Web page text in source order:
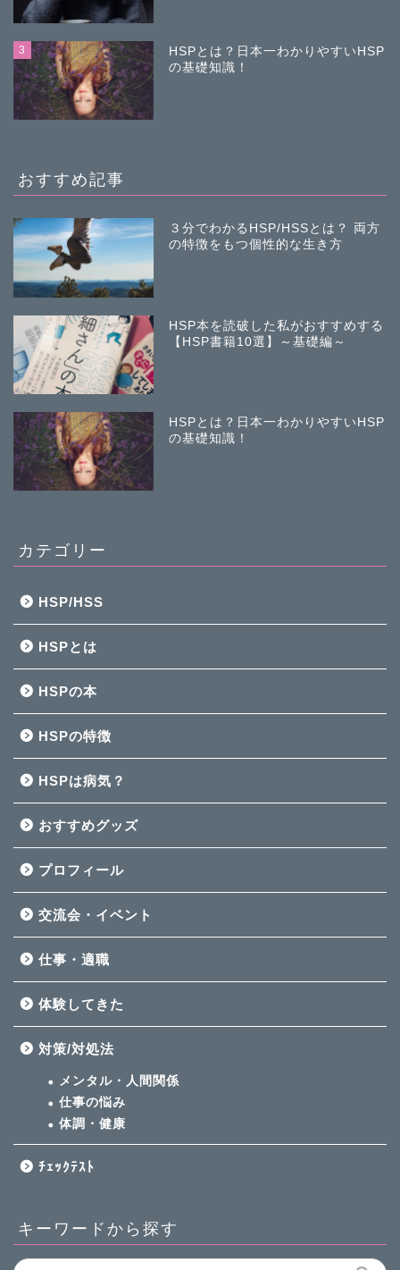
3
HSPとは？日本一わかりやすいHSP
の基礎知識！
おすすめ記事
３分でわかるHSP/HSSとは？ 両方
の特徴をもつ個性的な生き方
HSP本を読破した私がおすすめする
【HSP書籍10選】～基礎編～
HSPとは？日本一わかりやすいHSP
の基礎知識！
カテゴリー
HSP/HSS
HSPとは
HSPの本
HSPの特徴
HSPは病気？
おすすめグッズ
プロフィール
交流会・イベント
仕事・適職
体験してきた
対策/対処法
メンタル・人間関係
仕事の悩み
体調・健康
ﾁｪｯｸﾃｽﾄ
キーワードから探す